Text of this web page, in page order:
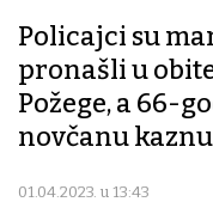
Policajci su
pronašli u
Požege, a 66-
novčanu kaznu
01.04.2023. u 13:43